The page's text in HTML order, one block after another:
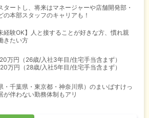
タートし、将来はマネージャーや店舗開発部・
の本部スタッフのキャリアも！
経験OK】人と接することが好きな方、慣れ親
きたい方
万円（26歳/入社3年目/住宅手当含まず）
万円（28歳/入社5年目/住宅手当含まず）
・千葉県・東京都・神奈川県）のまいばすけっ
が伴わない勤務体制もアリ